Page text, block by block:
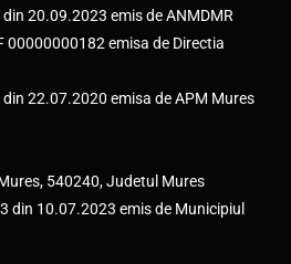
20.09.2023 emis de ANMDMR
00000000182 emisa de Directia
22.07.2020 emisa de APM Mures
540240, Judetul Mures
din 10.07.2023 emis de Municipiul